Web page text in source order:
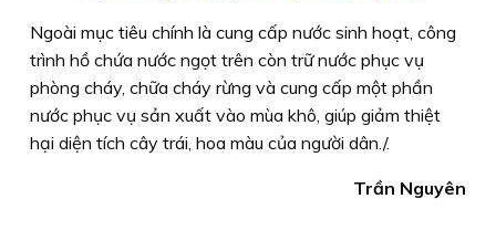
Ngoài mục tiêu chính là cung cấp nước sinh hoạt, công
trình hồ chứa nước ngọt trên còn trữ nước phục vụ
phòng cháy, chữa cháy rừng và cung cấp một phần
nước phục vụ sản xuất vào mùa khô, giúp giảm thiệt
hại diện tích cây trái, hoa màu của người dân./.
Trần Nguyên